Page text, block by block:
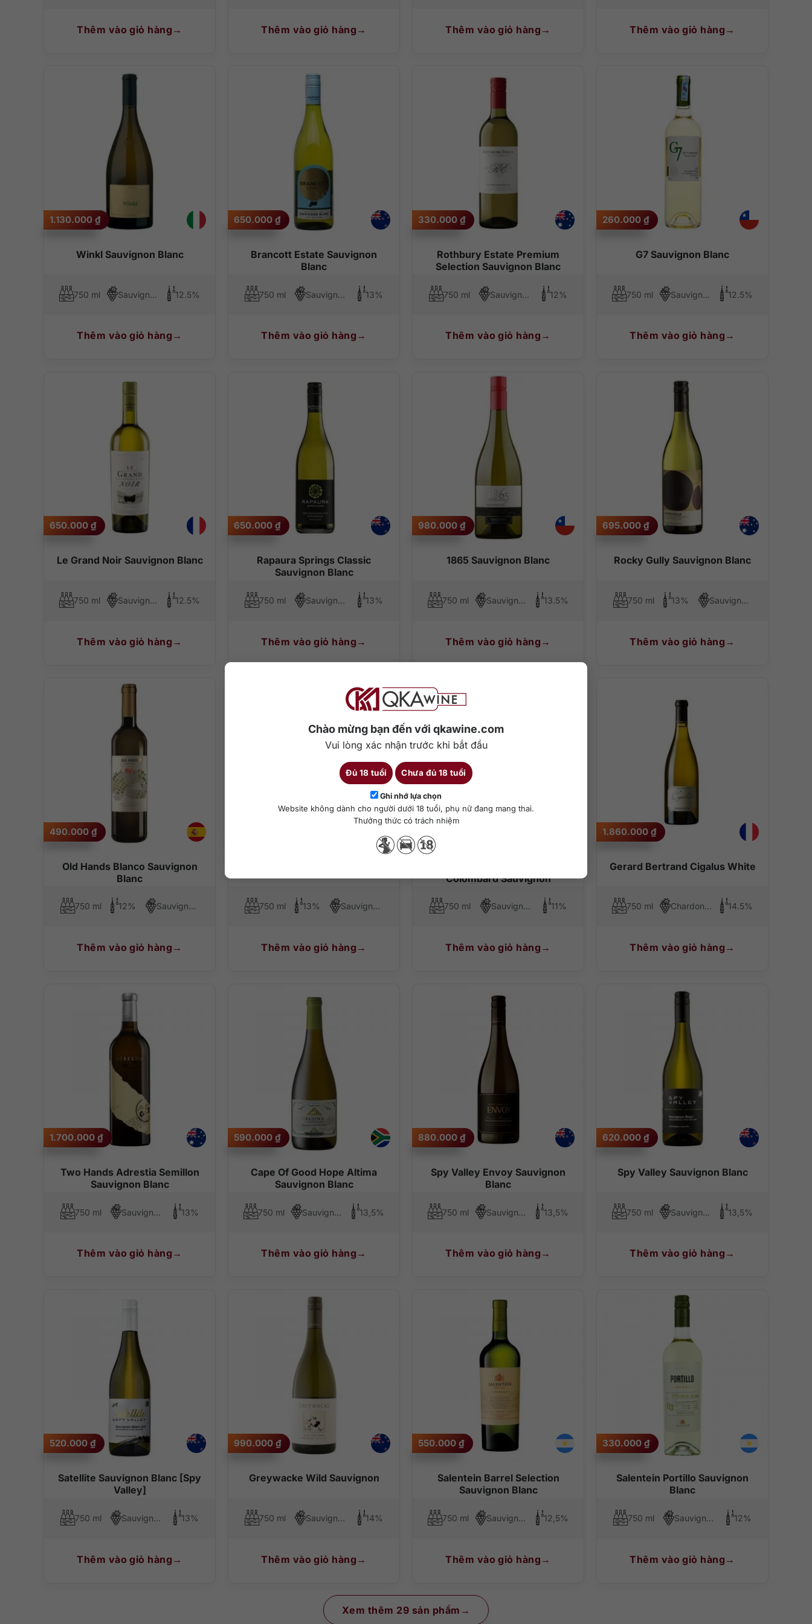
Chào mừng bạn đến với qkawine.com
Vui lòng xác nhận trước khi bắt đầu
Đủ 18 tuổi Chưa đủ 18 tuổi
Ghi nhớ lựa chọn
Website không dành cho người dưới 18 tuổi, phụ nữ đang mang thai.
Thưởng thức có trách nhiệm
Thêm vào giỏ hàng Thêm vào giỏ hàng Thêm vào giỏ hàng Thêm vào giỏ hàng
Winkl Sauvignon Blanc
1.130.000 ₫
750 ml Sauvignon Blanc 12.5%
Thêm vào giỏ hàng
Brancott Estate Sauvignon
Blanc
650.000 ₫
750 ml Sauvignon Blanc 13%
Thêm vào giỏ hàng
Rothbury Estate Premium
Selection Sauvignon Blanc
330.000 ₫
750 ml Sauvignon Blanc 12%
Thêm vào giỏ hàng
G7 Sauvignon Blanc
260.000 ₫
750 ml Sauvignon Blanc 12.5%
Thêm vào giỏ hàng
Le Grand Noir Sauvignon Blanc
650.000 ₫
750 ml Sauvignon Blanc 12.5%
Thêm vào giỏ hàng
Rapaura Springs Classic
Sauvignon Blanc
650.000 ₫
750 ml Sauvignon Blanc 13%
Thêm vào giỏ hàng
1865 Sauvignon Blanc
980.000 ₫
750 ml Sauvignon Blanc 13.5%
Thêm vào giỏ hàng
Rocky Gully Sauvignon Blanc
695.000 ₫
750 ml 13% Sauvignon Blanc
Thêm vào giỏ hàng
Old Hands Blanco Sauvignon
Blanc
490.000 ₫
750 ml 12% Sauvignon Blanc
Thêm vào giỏ hàng
750 ml 13% Sauvignon Blanc
Thêm vào giỏ hàng
Colombard Sauvignon
750 ml Sauvignon Blanc, Colombard 11%
Thêm vào giỏ hàng
Gerard Bertrand Cigalus White
1.860.000 ₫
750 ml Chardonnay, Viognier, Sauvignon Blanc 14.5%
Thêm vào giỏ hàng
Two Hands Adrestia Semillon
Sauvignon Blanc
1.700.000 ₫
750 ml Sauvignon Blanc, Semillon 13%
Thêm vào giỏ hàng
Cape Of Good Hope Altima
Sauvignon Blanc
590.000 ₫
750 ml Sauvignon Blanc 13,5%
Thêm vào giỏ hàng
Spy Valley Envoy Sauvignon
Blanc
880.000 ₫
750 ml Sauvignon Blanc 13,5%
Thêm vào giỏ hàng
Spy Valley Sauvignon Blanc
620.000 ₫
750 ml Sauvignon Blanc 13,5%
Thêm vào giỏ hàng
Satellite Sauvignon Blanc [Spy
Valley]
520.000 ₫
750 ml Sauvignon Blanc 13%
Thêm vào giỏ hàng
Greywacke Wild Sauvignon
990.000 ₫
750 ml Sauvignon Blanc 14%
Thêm vào giỏ hàng
Salentein Barrel Selection
Sauvignon Blanc
550.000 ₫
750 ml Sauvignon Blanc 12,5%
Thêm vào giỏ hàng
Salentein Portillo Sauvignon
Blanc
330.000 ₫
750 ml Sauvignon Blanc 12%
Thêm vào giỏ hàng
Xem thêm 29 sản phẩm